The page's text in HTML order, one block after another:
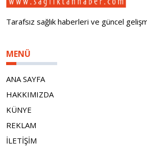
Tarafsız sağlık haberleri ve güncel
MENÜ
ANA SAYFA
HAKKIMIZDA
KÜNYE
REKLAM
İLETİŞİM